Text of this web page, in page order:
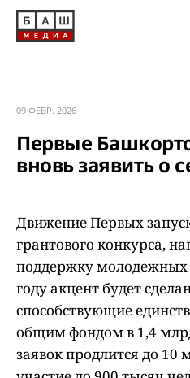
09 ФЕВР. 2026
Первые
вновь заявить о
Движение Первых
грантового конкурса,
поддержку молодежных
году акцент будет
способствующие
общим фондом в 1,4
заявок продлится до 10